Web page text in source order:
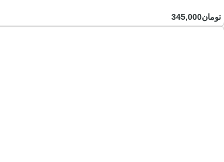
تومان345,000